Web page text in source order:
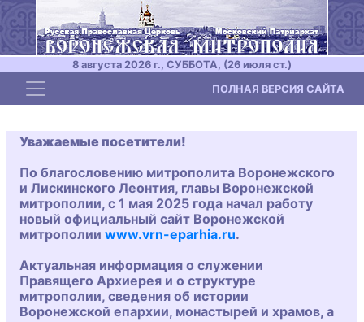
8 августа 2026 г., СУББОТА, (26 июля ст.)
Toggle navigation ПОЛНАЯ ВЕРСИЯ САЙТА
Уважаемые посетители!
По благословению митрополита Воронежского
и Лискинского Леонтия, главы Воронежской
митрополии, с 1 мая 2025 года начал работу
новый официальный сайт Воронежской
митрополии www.vrn-eparhia.ru.
Актуальная информация о служении
Правящего Архиерея и о структуре
митрополии, сведения об истории
Воронежской епархии, монастырей и храмов, а